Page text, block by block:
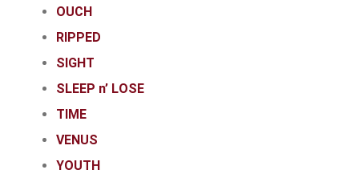
OUCH
RIPPED
SIGHT
SLEEP n’ LOSE
TIME
VENUS
YOUTH